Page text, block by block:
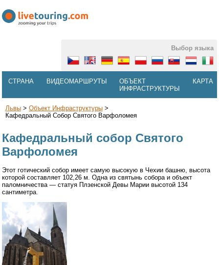
Выбор языка
СТРАНА ВИДЕОМАРШРУТЫ
ОБЪЕКТ
ИНФРАСТРУКТУРЫ
КАРТА
Львы> Объект Инфраструктуры>
Кафедральный Собор Святого Варфоломея
Кафедральный собор Святого
Варфоломея
Этот готический собор имеет самую высокую в Чехии башню, высота
которой составляет 102,26 м. Одна из святынь собора и объект
паломничества — статуя Плзенской Девы Марии высотой 134
сантиметра.